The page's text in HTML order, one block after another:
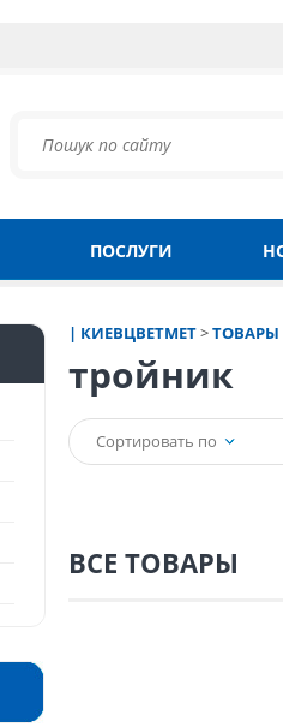
ПОСЛУГИ
| КИЕВЦВЕТМЕТ>ТОВАРЫ
тройник
Сортировать по
ВСЕ ТОВАРЫ